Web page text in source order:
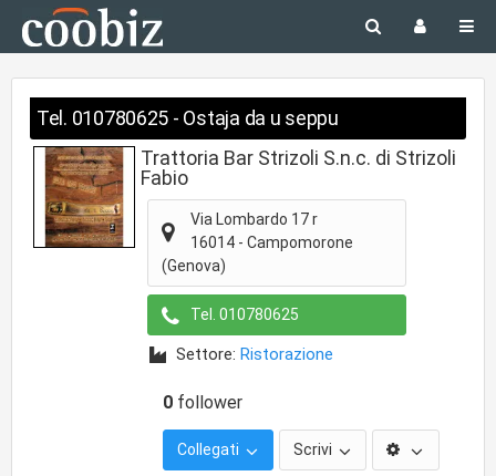
Tel. 010780625 - Ostaja da u seppu
Trattoria Bar Strizoli S.n.c. di Strizoli
Fabio
Via Lombardo 17 r
16014 - Campomorone
(Genova)
Tel. 010780625
Settore: Ristorazione
0 follower
Collegati Scrivi